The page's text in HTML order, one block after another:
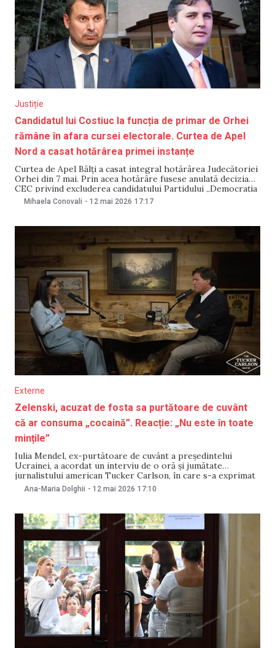
Justiție
Candidatul lui Costiuc la funcția de primar de Orhei
rămâne în afara cursei electorale. Curtea de Apel
Nord a casat hotărârea primei instanțe
Curtea de Apel Bălți a casat integral hotărârea Judecătoriei
Orhei din 7 mai. Prin acea hotărâre fusese anulată decizia
CEC privind excluderea candidatului Partidului „Democrația
Acasă”, Victor Perțu, din cursa pentru funcția de primar al
Mihaela Conovali - 12 mai 2026 17:17
Externe
Zelenski, acuzat de fosta sa purtătoare de cuvânt
că ar consuma „cocaină”. Reacție: „Nu este în toate
mințile”
Iulia Mendel, ex-purtătoare de cuvânt a președintelui
Ucrainei, a acordat un interviu de o oră și jumătate
jurnalistului american Tucker Carlson, în care s-a exprimat
în termeni extrem de negativi la adresa fostului său șef. Ea a
spus, între altele, că Vladimir Zelenski ar fi un „obstacol” în
Ana-Maria Dolghii - 12 mai 2026 17:10